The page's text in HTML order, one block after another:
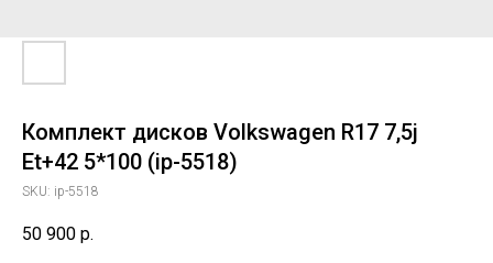
Комплект дисков Volkswagen R17 7,5j
Et+42 5*100 (ip-5518)
SKU: ip-5518
50 900 р.